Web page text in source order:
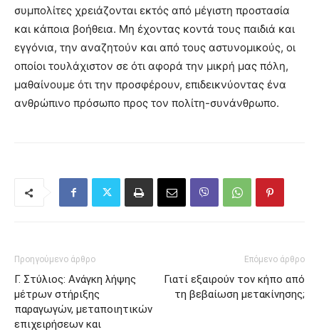
συμπολίτες χρειάζονται εκτός από μέγιστη προστασία
και κάποια βοήθεια. Μη έχοντας κοντά τους παιδιά και
εγγόνια, την αναζητούν και από τους αστυνομικούς, οι
οποίοι τουλάχιστον σε ότι αφορά την μικρή μας πόλη,
μαθαίνουμε ότι την προσφέρουν, επιδεικνύοντας ένα
ανθρώπινο πρόσωπο προς τον πολίτη-συνάνθρωπο.
Προηγούμενο άρθρο
Γ. Στύλιος: Ανάγκη λήψης
μέτρων στήριξης
παραγωγών, μεταποιητικών
επιχειρήσεων και
Επόμενο άρθρο
Γιατί εξαιρούν τον κήπο από
τη βεβαίωση μετακίνησης;